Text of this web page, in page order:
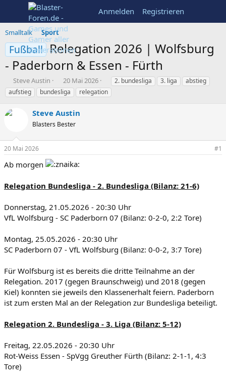
Anmelden Registrieren
Smalltalk Sport
Fußball Relegation 2026 | Wolfsburg
- Paderborn & Essen - Fürth
E
r
s
e
r
Steve Austin
E
r
s
e
l
t
a
m
20 Mai 2026
S
c
h
o
r
2. bundesliga 3. liga
abstieg
aufstieg
bundesliga relegation
Steve Austin
Blasters Bester
20 Mai 2026 #1
Ab morgen
Relegation Bundesliga - 2. Bundesliga (Bilanz: 21-6)
Donnerstag, 21.05.2026 - 20:30 Uhr
VfL Wolfsburg - SC Paderborn 07 (Bilanz: 0-2-0, 2:2 Tore)
Montag, 25.05.2026 - 20:30 Uhr
SC Paderborn 07 - VfL Wolfsburg (Bilanz: 0-0-2, 3:7 Tore)
Für Wolfsburg ist es bereits die dritte Teilnahme an der
Relegation. 2017 (gegen Braunschweig) und 2018 (gegen
Kiel) konnten sie jeweils den Klassenerhalt feiern. Paderborn
ist zum ersten Mal an der Relegation zur Bundesliga beteiligt.
Relegation 2. Bundesliga - 3. Liga (Bilanz: 5-12)
Freitag, 22.05.2026 - 20:30 Uhr
Rot-Weiss Essen - SpVgg Greuther Fürth (Bilanz: 2-1-1, 4:3
Tore)